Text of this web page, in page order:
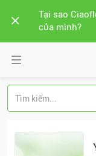
Tại sao
của mình?